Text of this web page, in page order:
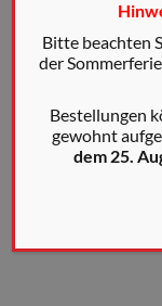
Bitte beachten
der
Bestellungen
gewohnt
dem 25.